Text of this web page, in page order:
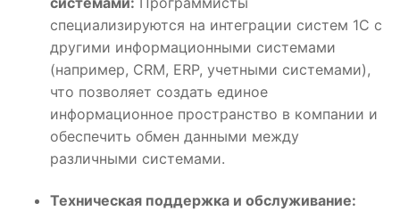
специализируются на интеграции систем 1С с
другими информационными системами
(например, CRM, ERP, учетными системами),
что позволяет создать единое
информационное пространство в компании и
обеспечить обмен данными между
различными системами.
Техническая поддержка и обслуживание: